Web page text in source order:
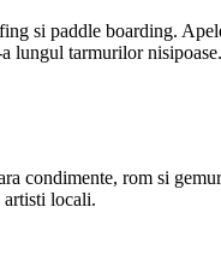
si paddle boarding.
tarmurilor
condimente, rom si
artisti locali.